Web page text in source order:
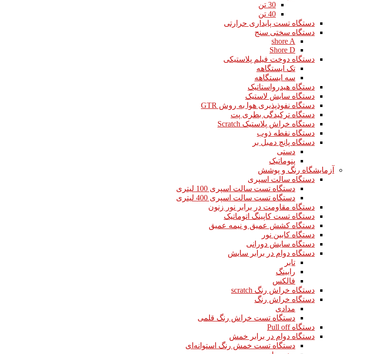
30 تن
40 تن
دستگاه تست پایداری حرارتی
دستگاه سختی سنج
shore A
Shore D
دستگاه دوخت فیلم پلاستیکی
تک ایستگاهه
سه ایستگاهه
دستگاه هیدرواستاتیک
دستگاه سایش لاستیک
دستگاه نفوذپذیری هوا به روش GTR
دستگاه ترکیدگی بطری پت
دستگاه خراش پلاستیک Scratch
دستگاه نقطه ذوب
دستگاه پانچ دمبل بر
دستی
پنوماتیک
آزمایشگاه رنگ و پوشش
دستگاه سالت اسپری
دستگاه تست سالت اسپری 100 لیتری
دستگاه تست سالت اسپری 400 لیتری
دستگاه مقاومت در برابر نور زنون
دستگاه تست کاپینگ اتوماتیک
دستگاه کشش عمیق و نیمه عمیق
دستگاه کابین نور
دستگاه سایش دورانی
دستگاه دوام در برابر سایش
تابر
رابینگ
فالکس
دستگاه خراش رنگ scratch
دستگاه خراش رنگ
مدادی
دستگاه تست خراش رنگ قلمی
دستگاه Pull off
دستگاه دوام در برابر خمش
دستگاه تست خمش رنگ استوانه‌ای